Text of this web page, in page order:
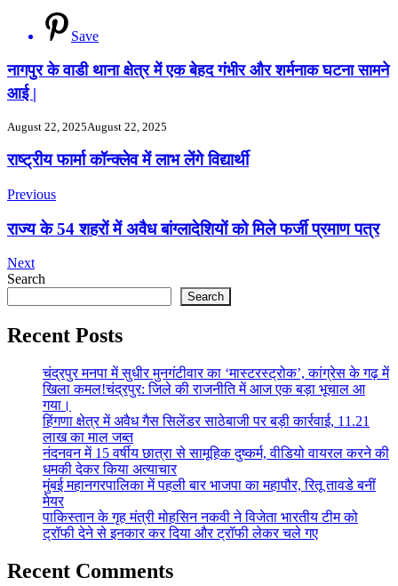
Save
नागपुर के वाडी थाना क्षेत्र में एक बेहद गंभीर और शर्मनाक घटना सामने
आई |
August 22, 2025August 22, 2025
Post
Navigation
राष्ट्रीय फार्मा कॉन्क्लेव में लाभ लेंगे विद्यार्थी
Previous
राज्य के 54 शहरों में अवैध बांग्लादेशियों को मिले फर्जी प्रमाण पत्र
Next
Search
Search
Recent Posts
चंद्रपुर मनपा में सुधीर मुनगंटीवार का ‘मास्टरस्ट्रोक’, कांग्रेस के गढ़ में
खिला कमल!चंद्रपुर: जिले की राजनीति में आज एक बड़ा भूचाल आ
गया।
हिंगणा क्षेत्र में अवैध गैस सिलेंडर साठेबाजी पर बड़ी कार्रवाई, 11.21
लाख का माल जब्त
नंदनवन में 15 वर्षीय छात्रा से सामूहिक दुष्कर्म, वीडियो वायरल करने की
धमकी देकर किया अत्याचार
मुंबई महानगरपालिका में पहली बार भाजपा का महापौर, रितू तावडे बनीं
मेयर
पाकिस्तान के गृह मंत्री मोहसिन नकवी ने विजेता भारतीय टीम को
ट्रॉफी देने से इनकार कर दिया और ट्रॉफी लेकर चले गए
Recent Comments